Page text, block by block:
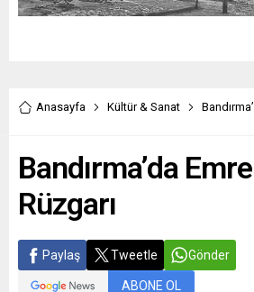
Anasayfa Kültür & Sanat
Bandırma’da
Rüzgarı
Paylaş Tweetle Gönder
ABONE OL